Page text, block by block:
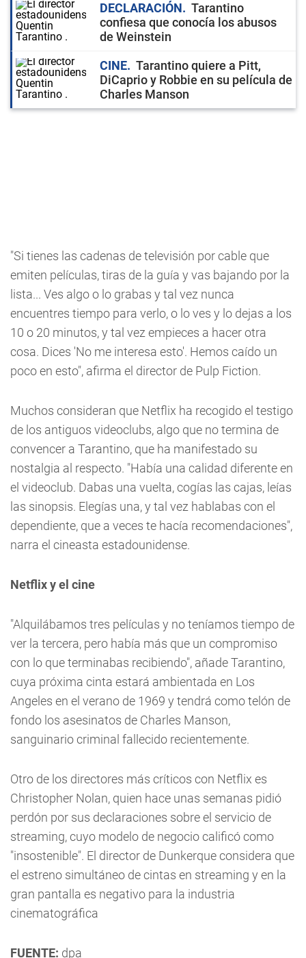
DECLARACIÓN
Tarantino
confiesa que conocía los abusos
de Weinstein
CINE
Tarantino quiere a Pitt,
DiCaprio y Robbie en su película de
Charles Manson
"Si tienes las cadenas de televisión por cable que
emiten películas, tiras de la guía y vas bajando por la
lista... Ves algo o lo grabas y tal vez nunca
encuentres tiempo para verlo, o lo ves y lo dejas a los
10 o 20 minutos, y tal vez empieces a hacer otra
cosa. Dices 'No me interesa esto'. Hemos caído un
poco en esto", afirma el director de Pulp Fiction.
Muchos consideran que Netflix ha recogido el testigo
de los antiguos videoclubs, algo que no termina de
convencer a Tarantino, que ha manifestado su
nostalgia al respecto. "Había una calidad diferente en
el videoclub. Dabas una vuelta, cogías las cajas, leías
las sinopsis. Elegías una, y tal vez hablabas con el
dependiente, que a veces te hacía recomendaciones",
narra el cineasta estadounidense.
Netflix y el cine
"Alquilábamos tres películas y no teníamos tiempo de
ver la tercera, pero había más que un compromiso
con lo que terminabas recibiendo", añade Tarantino,
cuya próxima cinta estará ambientada en Los
Angeles en el verano de 1969 y tendrá como telón de
fondo los asesinatos de Charles Manson,
sanguinario criminal fallecido recientemente.
Otro de los directores más críticos con Netflix es
Christopher Nolan, quien hace unas semanas pidió
perdón por sus declaraciones sobre el servicio de
streaming, cuyo modelo de negocio calificó como
"insostenible". El director de Dunkerque considera que
el estreno simultáneo de cintas en streaming y en la
gran pantalla es negativo para la industria
cinematográfica
FUENTE: dpa